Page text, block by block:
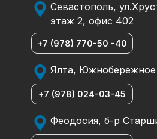
Феодосия, б-р
Ялта,
Севастополь,
этаж 2, офис 402
+7 (978) 024-03-45
+7 (978) 770-50 -40